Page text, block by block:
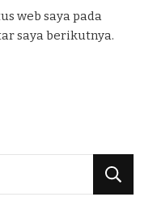
web saya pada
saya berikutnya.